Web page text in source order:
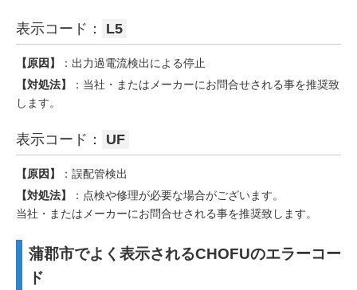
表示コード： L5
【原因】
：出力過電流検出による停止
【対処法】
：当社・またはメーカーにお問合せされる事を推奨致
します。
表示コード： UF
【原因】
：誤配管検出
【対処法】
：点検や修理が必要な場合がございます。
当社・またはメーカーにお問合せされる事を推奨致します。
蒲郡市でよく表示されるCHOFUのエラーコー
ド